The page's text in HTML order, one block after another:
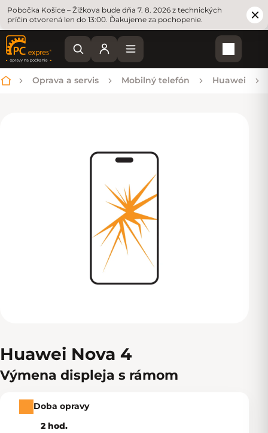
Pobočka Košice – Žižkova bude dňa 7. 8. 2026 z technických
príčin otvorená len do 13:00. Ďakujeme za pochopenie.
Domov
Oprava a servis Mobilný telefón Huawei
Huawei Nova 4
Výmena displeja s rámom
Doba opravy
2 hod.